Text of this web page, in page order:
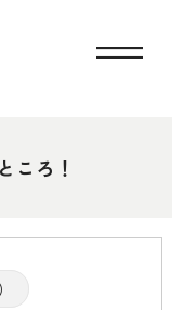
ころ！